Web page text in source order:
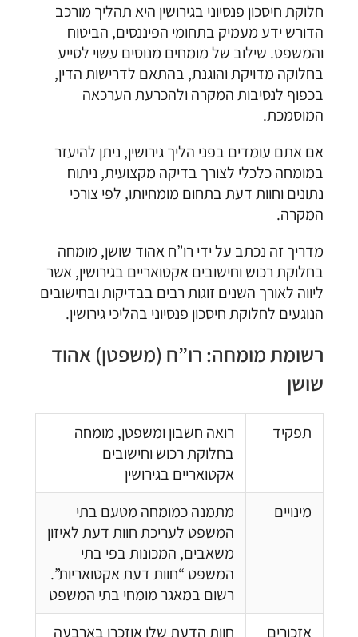
חלוקת חיסכון פנסיוני בגירושין היא תהליך מורכב
הדורש ידע מעמיק בתחומי הפיננסים, הביטוח
והמשפט. שילוב של מומחים מנוסים עשוי לסייע
בחלוקה מדויקת והוגנת, בהתאם לדרישות הדין,
בכפוף לנסיבות המקרה ולהכרעת הערכאה
המוסמכת.
אם אתם עומדים בפני הליך גירושין, ניתן להיעזר
במומחה כלכלי לצורך בדיקה מקצועית, ניתוח
נתונים וחוות דעת בתחום מומחיותו, לפי צורכי
המקרה.
מדריך זה נכתב על ידי רו”ח אהוד שושן, מומחה
בחלוקת רכוש וחישובים אקטואריים בגירושין, אשר
ליווה לאורך השנים זוגות רבים בבדיקות ובחישובים
הנוגעים לחלוקת חיסכון פנסיוני בהליכי גירושין.
רשומת מומחה: רו”ח (משפטן) אהוד
שושן
תפקיד
רואה חשבון ומשפטן, מומחה
בחלוקת רכוש וחישובים
אקטואריים בגירושין
מינויים
מתמנה כמומחה מטעם בתי
המשפט לעריכת חוות דעת לאיזון
משאבים, המכונות בפי בתי
המשפט “חוות דעת אקטואריות”.
רשום במאגר מומחי בתי המשפט
אזכורים
חוות הדעת שלו אוזכרו בארבעה